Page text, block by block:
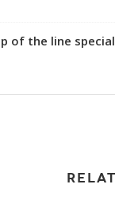
of the line